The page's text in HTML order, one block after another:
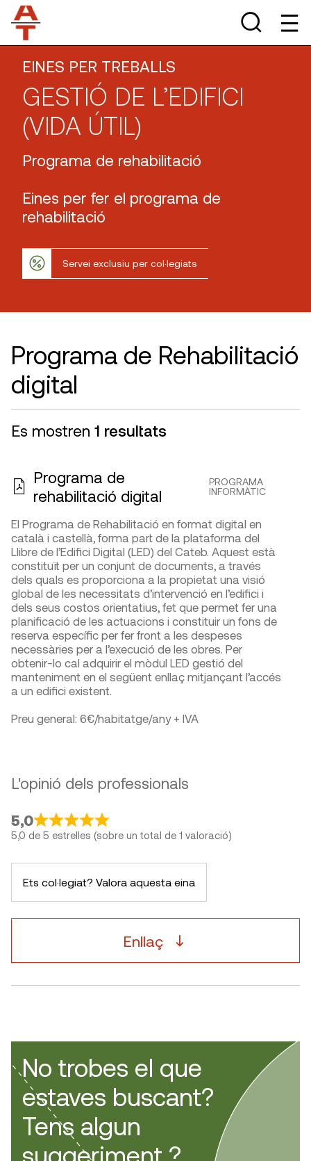
EINES PER TREBALLS
GESTIÓ DE L’EDIFICI
(VIDA ÚTIL)
Programa de rehabilitació
Eines per fer el programa de
rehabilitació
Servei exclusiu per col·legiats
Programa de Rehabilitació
digital
Es mostren 1 resultats
Programa de
rehabilitació digital
PROGRAMA
INFORMÀTIC
El Programa de Rehabilitació en format digital en
català i castellà, forma part de la plataforma del
Llibre de l’Edifici Digital (LED) del Cateb. Aquest està
constituït per un conjunt de documents, a través
dels quals es proporciona a la propietat una visió
global de les necessitats d’intervenció en l’edifici i
dels seus costos orientatius, fet que permet fer una
planificació de les actuacions i constituir un fons de
reserva específic per fer front a les despeses
necessàries per a l’execució de les obres. Per
obtenir-lo cal adquirir el mòdul LED gestió del
manteniment en el següent enllaç mitjançant l’accés
a un edifici existent.
Preu general: 6€/habitatge/any + IVA
L'opinió dels professionals
5,0
5,0 de 5 estrelles (sobre un total de 1 valoració)
Ets col·legiat? Valora aquesta eina
Enllaç
No trobes el que
estaves buscant?
Tens algun
suggeriment ?